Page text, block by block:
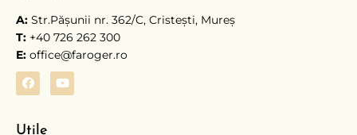
A: Str.Păşunii nr. 362/C, Cristești, Mureş
T: +40 726 262 300
E: office@faroger.ro
Utile